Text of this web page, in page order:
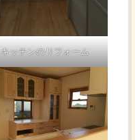
キッチンのリフォーム